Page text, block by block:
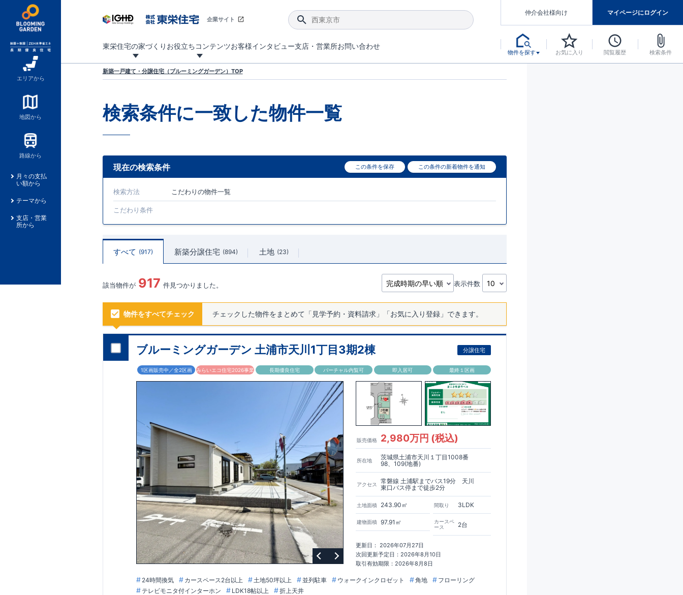
エリアから
地図から
路線から
月々の支払
い額から
テーマから
支店・営業
所から
企業サイト
東栄住宅の家づくり お役立ちコンテンツお客様インタビュー支店・営業所お問い合わせ
仲介会社様向け マイページにログイン
物件を探す お気に入り 閲覧履歴 検索条件
新築一戸建て・分譲住宅（ブルーミングガーデン）TOP
検索条件に一致した物件一覧
現在の検索条件 この条件を保存 この条件の新着物件を通知
検索方法 こだわりの物件一覧
こだわり条件
すべて 917 新築分譲住宅 894 土地 23
該当物件が 917 件見つかりました。 表示件数
物件をすべてチェック チェックした物件をまとめて「見学予約・資料請求」「お気に入り登録」できます。
ブルーミングガーデン 土浦市天川1丁目3期2棟 分譲住宅
1区画販売中／全2区画 みらいエコ住宅2026事業 長期優良住宅 バーチャル内覧可 即入居可 最終１区画
販売価格 2,980万円 (税込)
所在地
茨城県土浦市天川１丁目1008番
98、109(地番)
アクセス
常磐線 土浦駅までバス19分 天川
東口バス停まで徒歩2分
土地面積 243.90㎡
建物面積 97.91㎡
間取り 3LDK
カースペ
ース
2台
更新日： 2026年07月27日
次回更新予定日：2026年8月10日
取引有効期限：2026年8月8日
24時間換気 カースペース2台以上 土地50坪以上 並列駐車 ウォークインクロゼット 角地
フローリング
テレビモニタ付インターホン
LDK18帖以上 折上天井